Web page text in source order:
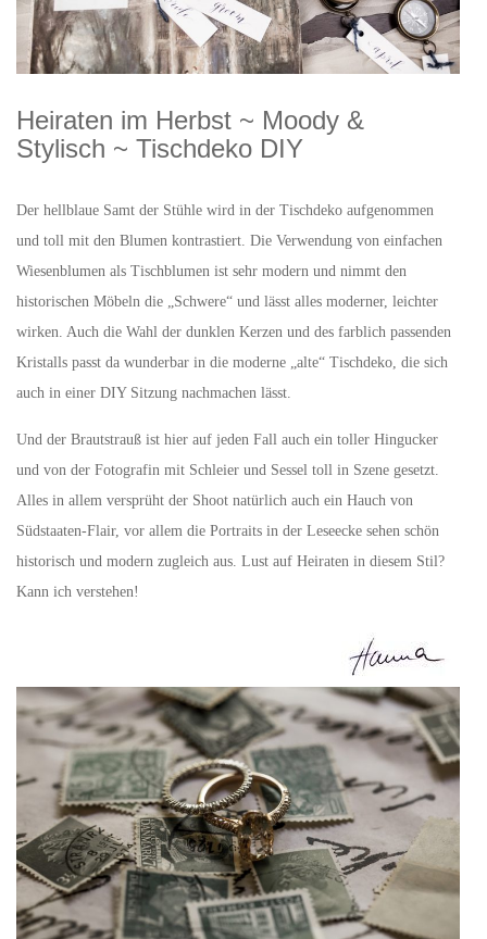
Heiraten im Herbst ~ Moody &
Stylisch ~ Tischdeko DIY
Der hellblaue Samt der Stühle wird in der Tischdeko aufgenommen
und toll mit den Blumen kontrastiert. Die Verwendung von einfachen
Wiesenblumen als Tischblumen ist sehr modern und nimmt den
historischen Möbeln die „Schwere“ und lässt alles moderner, leichter
wirken. Auch die Wahl der dunklen Kerzen und des farblich passenden
Kristalls passt da wunderbar in die moderne „alte“ Tischdeko, die sich
auch in einer DIY Sitzung nachmachen lässt.
Und der Brautstrauß ist hier auf jeden Fall auch ein toller Hingucker
und von der Fotografin mit Schleier und Sessel toll in Szene gesetzt.
Alles in allem versprüht der Shoot natürlich auch ein Hauch von
Südstaaten-Flair, vor allem die Portraits in der Leseecke sehen schön
historisch und modern zugleich aus. Lust auf Heiraten in diesem Stil?
Kann ich verstehen!